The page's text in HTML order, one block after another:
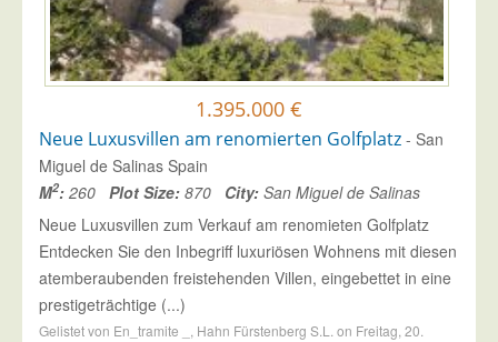
1.395.000 €
Neue Luxusvillen am renomierten Golfplatz - San
Miguel de Salinas Spain
M2: 260 Plot Size: 870 City: San Miguel de Salinas
Neue Luxusvillen zum Verkauf am renomieten Golfplatz
Entdecken Sie den Inbegriff luxuriösen Wohnens mit diesen
atemberaubenden freistehenden Villen, eingebettet in eine
prestigeträchtige (...)
Gelistet von En_tramite _, Hahn Fürstenberg S.L. on Freitag, 20.